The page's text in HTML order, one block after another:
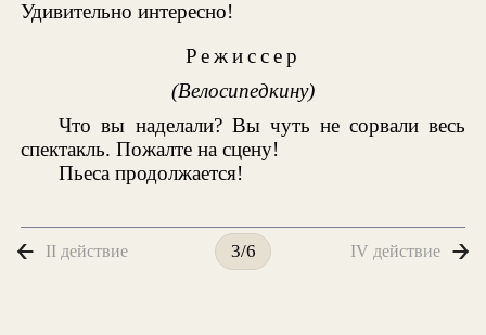
Удивительно интересно!
Режиссер
(Велосипедкину)
Что вы наделали? Вы чуть не сорвали весь
спектакль. Пожалте на сцену!
Пьеса продолжается!
II действие 3/6 IV действие